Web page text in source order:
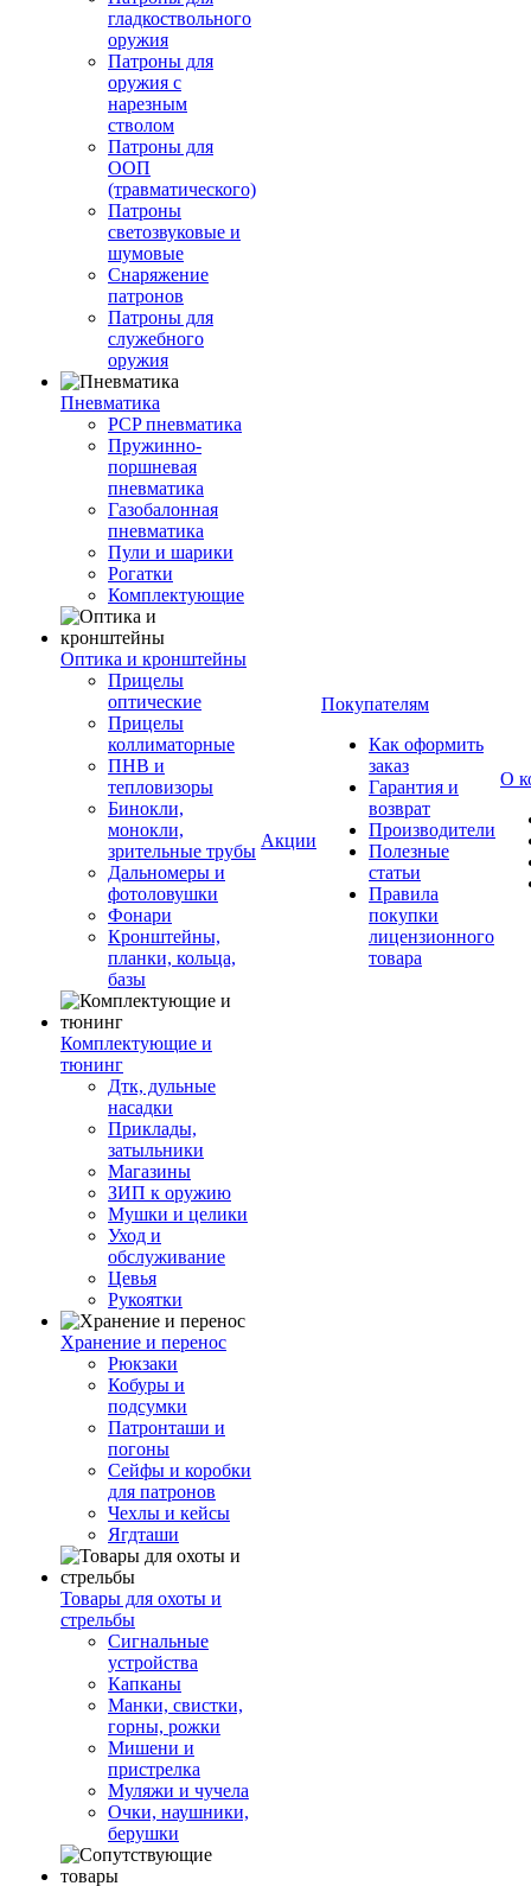
гладкоствольного
оружия
Патроны для
оружия с
нарезным
стволом
Патроны для
ООП
(травматического)
Патроны
светозвуковые и
шумовые
Снаряжение
патронов
Патроны для
служебного
оружия
Пневматика
PCP пневматика
Пружинно-
поршневая
пневматика
Газобалонная
пневматика
Пули и шарики
Рогатки
Комплектующие
Оптика и кронштейны
Прицелы
оптические
Прицелы
коллиматорные
ПНВ и
тепловизоры
Бинокли,
монокли,
зрительные трубы
Дальномеры и
фотоловушки
Фонари
Кронштейны,
планки, кольца,
базы
Комплектующие и
тюнинг
Дтк, дульные
насадки
Приклады,
затыльники
Магазины
ЗИП к оружию
Мушки и целики
Уход и
обслуживание
Цевья
Рукоятки
Хранение и перенос
Рюкзаки
Кобуры и
подсумки
Патронташи и
погоны
Сейфы и коробки
для патронов
Чехлы и кейсы
Ягдташи
Товары для охоты и
стрельбы
Сигнальные
устройства
Капканы
Манки, свистки,
горны, рожки
Мишени и
пристрелка
Муляжи и чучела
Очки, наушники,
берушки
Акции
Покупателям
Как оформить
заказ
Гарантия и
возврат
Производители
Полезные
статьи
Правила
покупки
лицензионного
товара
О